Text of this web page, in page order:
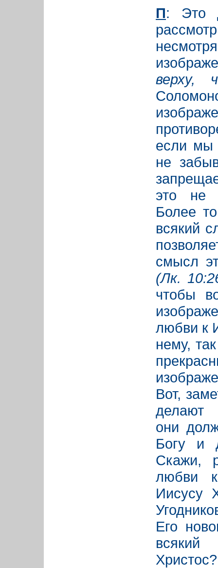
П: Это
верху,
если мы
не
это не
Более
всякий
смысл
(Лк.
чтобы
любви к
нему,
Вот,
делают
они
Богу и
Скажи,
любви
Иисусу
Его